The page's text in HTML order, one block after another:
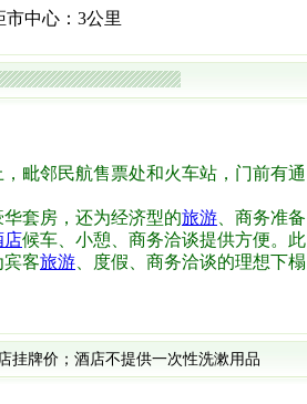
市中心：3公里
毗邻民航售票处和火车站，门前有通
套房，还为经济型的旅游 、商务准备
店候车、小憩、商务洽谈提供方便。此
客旅游 、度假、商务洽谈的理想下榻
牌价；酒店不提供一次性洗漱用品